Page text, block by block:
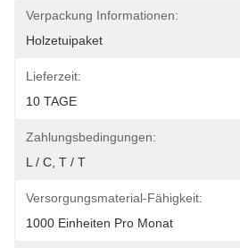
Verpackung Informationen:
Holzetuipaket
Lieferzeit:
10 TAGE
Zahlungsbedingungen:
L / C, T / T
Versorgungsmaterial-Fähigkeit:
1000 Einheiten Pro Monat